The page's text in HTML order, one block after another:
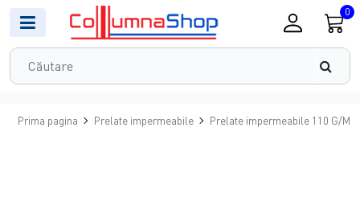
0
Prima pagina Prelate impermeabile Prelate impermeabile 110 G/MP